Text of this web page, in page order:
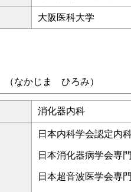
大阪医科大学
（なかじま ひろみ）
消化器内科
日本内科学会認定内
日本消化器病学会専
日本超音波医学会専